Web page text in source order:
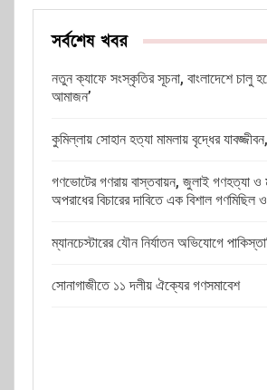
সর্বশেষ খবর
নতুন ক্যাফে সংস্কৃতির সূচনা, বাংলাদেশে চালু
আমাজন’
কুমিল্লায় সোহান হত্যা মামলায় বৃদ্ধের
গণভোটের গণরায় বাস্তবায়ন, জুলাই গণহত্যা ও
অপরাধের বিচারের দাবিতে এক বিশাল গণমিছিল
ম্যানচেস্টারের যৌন নির্যাতন অভিযোগে
সোনাগাজীতে ১১ দলীয় ঐক্যের গণসমাবেশ